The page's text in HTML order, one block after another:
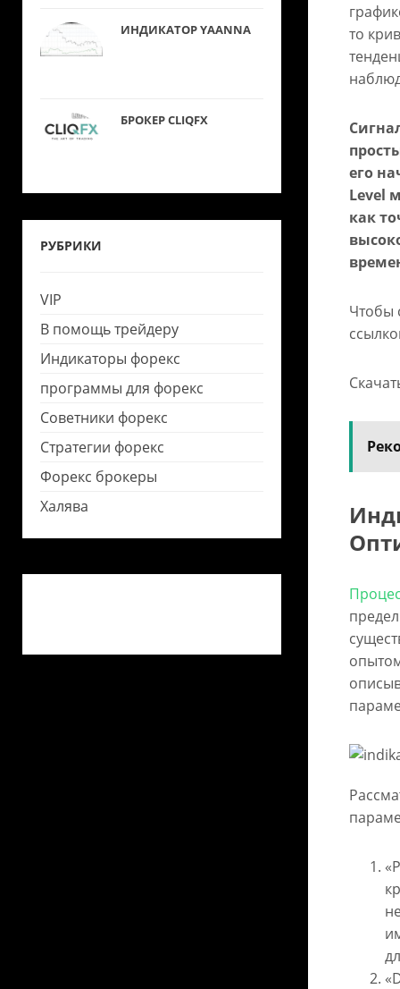
то
его
Level
как
Чтобы
ИНДИКАТОР YAANNA
БРОКЕР CLIQFX
РУБРИКИ
VIP
В помощь трейдеру
Индикаторы форекс
программы для форекс
Советники форекс
Стратегии форекс
Форекс брокеры
Халява